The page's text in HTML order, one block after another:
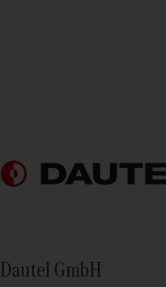
Dautel GmbH